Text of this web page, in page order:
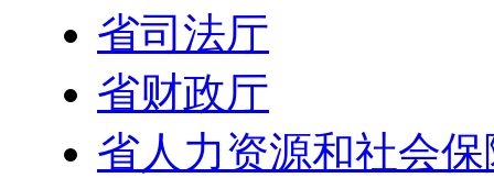
省司法厅
省财政厅
省人力资源和社会